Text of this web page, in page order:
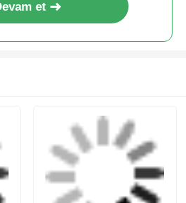
dayanıklı havacılık
ışığı